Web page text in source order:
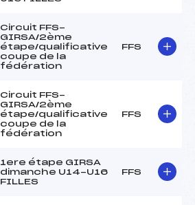
Circuit FFS-
GIRSA/2ème
étape/qualificative
coupe de la
fédération
FFS
Circuit FFS-
GIRSA/2ème
étape/qualificative
coupe de la
fédération
FFS
1ere étape GIRSA
dimanche U14-U16
FILLES
FFS